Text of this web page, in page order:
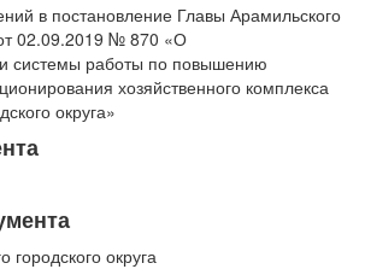
в постановление Главы Арамильского
от 02.09.2019 № 870 «О
системы работы по повышению
хозяйственного комплекса
округа»
городского округа